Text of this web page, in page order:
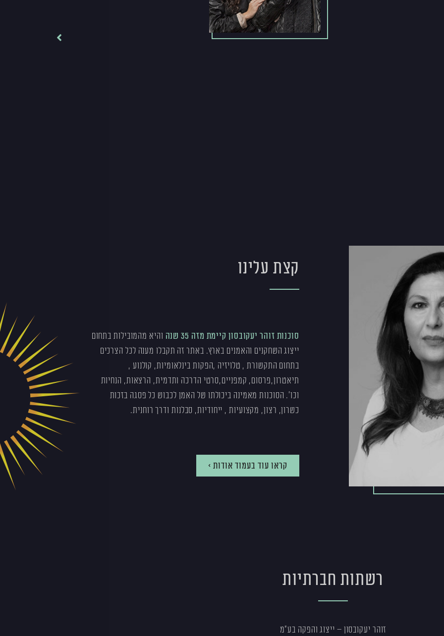
קצת עלינו
סוכנות זוהר יעקובסון קיימת מזה 35 שנה
והיא מהמובילות בתחום
ייצוג השחקנים והאמנים בארץ. באתר זה תקבלו מענה לכל הצרכים
בתחום התקשורת , טלויזיה ,הפקות בינלאומיות, קולנוע ,
תיאטרון,פרסום, קמפניים,סרטי הדרכה ותדמית, הרצאות, הנחיות
וכו'. הסוכנות מאמינה ביכולתו של האמן לכבוש כל פסגה בזכות
כשרון, רצון, מקצועיות , ייחודיות, סבלנות ודרך רוחנית.
קראו עוד בעמוד אודות >
רשתות חברתיות
זוהר יעקובסון – ייצוג והפקה בע"מ